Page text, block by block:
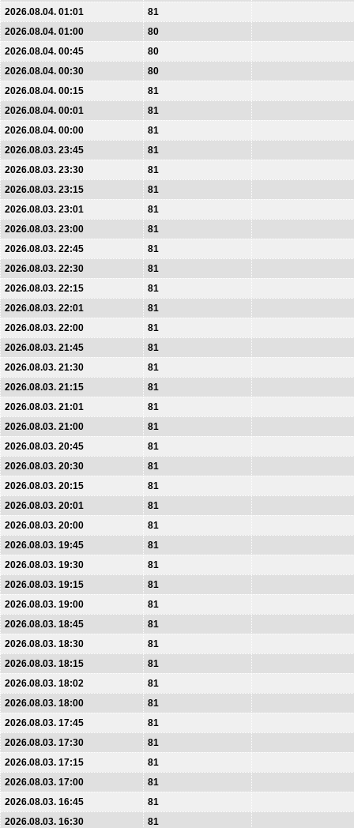
2026.08.04. 01:01
81
2026.08.04. 01:00
80
2026.08.04. 00:45
80
2026.08.04. 00:30
80
2026.08.04. 00:15
81
2026.08.04. 00:01
81
2026.08.04. 00:00
81
2026.08.03. 23:45
81
2026.08.03. 23:30
81
2026.08.03. 23:15
81
2026.08.03. 23:01
81
2026.08.03. 23:00
81
2026.08.03. 22:45
81
2026.08.03. 22:30
81
2026.08.03. 22:15
81
2026.08.03. 22:01
81
2026.08.03. 22:00
81
2026.08.03. 21:45
81
2026.08.03. 21:30
81
2026.08.03. 21:15
81
2026.08.03. 21:01
81
2026.08.03. 21:00
81
2026.08.03. 20:45
81
2026.08.03. 20:30
81
2026.08.03. 20:15
81
2026.08.03. 20:01
81
2026.08.03. 20:00
81
2026.08.03. 19:45
81
2026.08.03. 19:30
81
2026.08.03. 19:15
81
2026.08.03. 19:00
81
2026.08.03. 18:45
81
2026.08.03. 18:30
81
2026.08.03. 18:15
81
2026.08.03. 18:02
81
2026.08.03. 18:00
81
2026.08.03. 17:45
81
2026.08.03. 17:30
81
2026.08.03. 17:15
81
2026.08.03. 17:00
81
2026.08.03. 16:45
81
2026.08.03. 16:30
81